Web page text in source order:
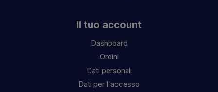
Il tuo account
Dashboard
Ordini
Dati personali
Dati per l'accesso